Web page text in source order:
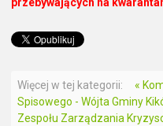
przebywających na
Więcej w tej kategorii:
«
Spisowego - Wójta Gminy
Zespołu Zarządzania